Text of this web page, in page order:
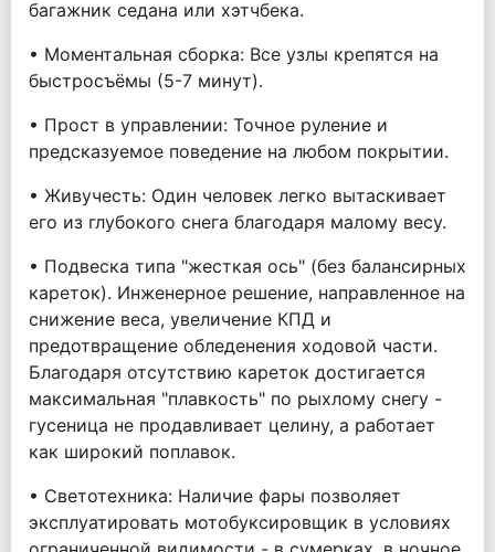
багажник седана или хэтчбека.
• Моментальная сборка: Все узлы крепятся на
быстросъёмы (5-7 минут).
• Прост в управлении: Точное руление и
предсказуемое поведение на любом покрытии.
• Живучесть: Один человек легко вытаскивает
его из глубокого снега благодаря малому весу.
• Подвеска типа "жесткая ось" (без балансирных
кареток). Инженерное решение, направленное на
снижение веса, увеличение КПД и
предотвращение обледенения ходовой части.
Благодаря отсутствию кареток достигается
максимальная "плавкость" по рыхлому снегу -
гусеница не продавливает целину, а работает
как широкий поплавок.
• Светотехника: Наличие фары позволяет
эксплуатировать мотобуксировщик в условиях